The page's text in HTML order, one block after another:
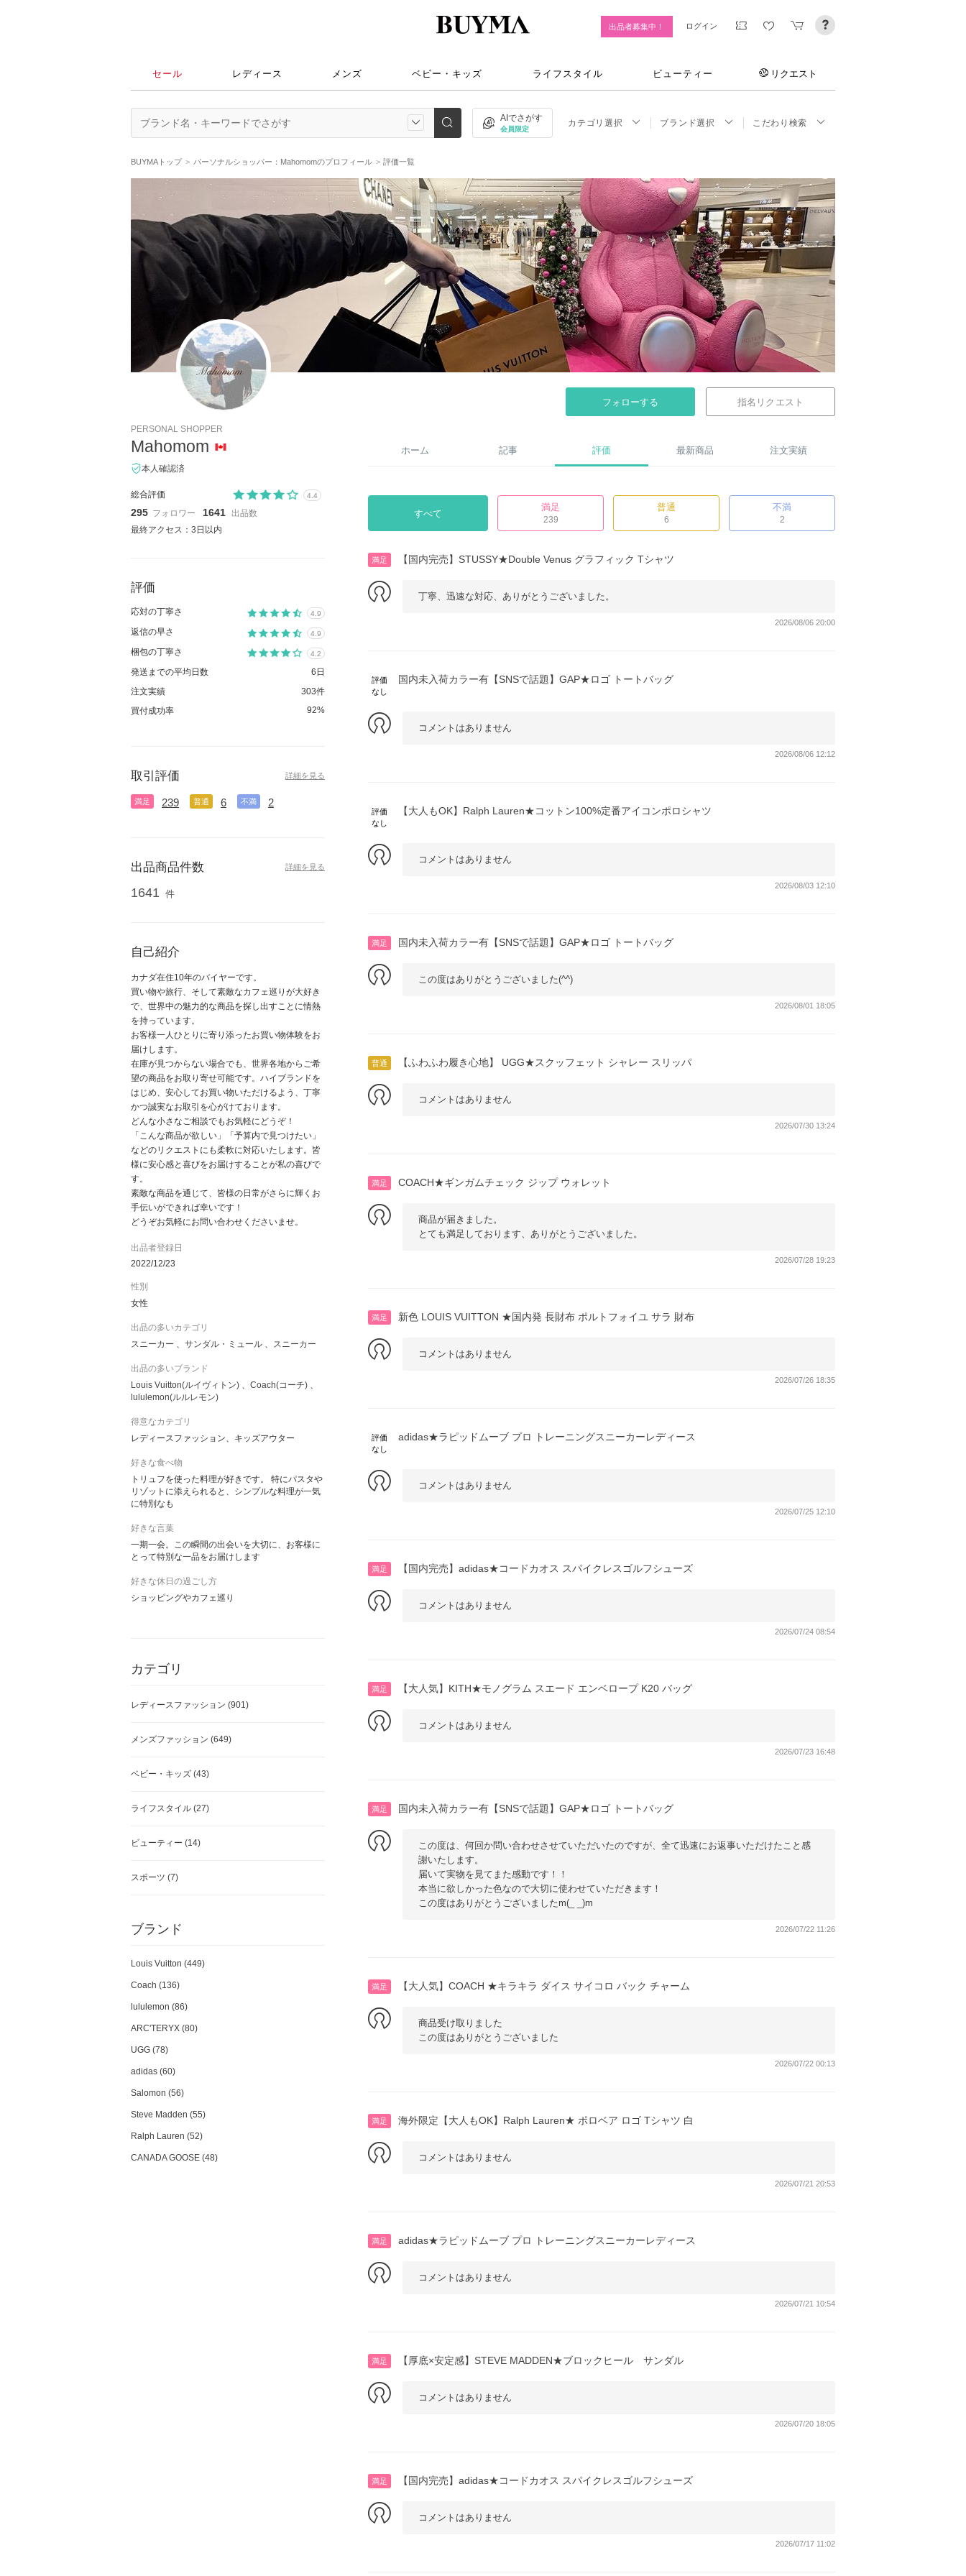
出品者募集中！ ログイン
セール レディース メンズ ベビー・キッズ ライフスタイル ビューティー リクエスト
AIでさがす
会員限定
カテゴリ選択 ブランド選択 こだわり検索
BUYMAトップ パーソナルショッパー：Mahomomのプロフィール 評価一覧
フォローする 指名リクエスト
PERSONAL SHOPPER
Mahomom
本人確認済
総合評価 4.4
295 フォロワー 1641 出品数
最終アクセス：3日以内
評価
応対の丁寧さ 4.9
返信の早さ 4.9
梱包の丁寧さ 4.2
発送までの平均日数
6日
注文実績
303件
買付成功率
92%
取引評価 詳細を見る
満足 239 普通 6 不満 2
出品商品件数 詳細を見る
1641 件
自己紹介
カナダ在住10年のバイヤーです。
買い物や旅行、そして素敵なカフェ巡りが大好き
で、世界中の魅力的な商品を探し出すことに情熱
を持っています。
お客様一人ひとりに寄り添ったお買い物体験をお
届けします。
在庫が見つからない場合でも、世界各地からご希
望の商品をお取り寄せ可能です。ハイブランドを
はじめ、安心してお買い物いただけるよう、丁寧
かつ誠実なお取引を心がけております。
どんな小さなご相談でもお気軽にどうぞ！
「こんな商品が欲しい」「予算内で見つけたい」
などのリクエストにも柔軟に対応いたします。皆
様に安心感と喜びをお届けすることが私の喜びで
す。
素敵な商品を通じて、皆様の日常がさらに輝くお
手伝いができれば幸いです！
どうぞお気軽にお問い合わせくださいませ。
出品者登録日
2022/12/23
性別
女性
出品の多いカテゴリ
スニーカー
サンダル・ミュール スニーカー
出品の多いブランド
Louis Vuitton(ルイヴィトン)
Coach(コーチ)
lululemon(ルルレモン)
得意なカテゴリ
レディースファッション、キッズアウター
好きな食べ物
トリュフを使った料理が好きです。 特にパスタや
リゾットに添えられると、シンプルな料理が一気
に特別なも
好きな言葉
一期一会。この瞬間の出会いを大切に、お客様に
とって特別な一品をお届けします
好きな休日の過ごし方
ショッピングやカフェ巡り
カテゴリ
レディースファッション (901)
メンズファッション (649)
ベビー・キッズ (43)
ライフスタイル (27)
ビューティー (14)
スポーツ (7)
ブランド
Louis Vuitton (449)
Coach (136)
lululemon (86)
ARC'TERYX (80)
UGG (78)
adidas (60)
Salomon (56)
Steve Madden (55)
Ralph Lauren (52)
CANADA GOOSE (48)
ホーム 記事 評価 最新商品 注文実績
すべて
満足
239
普通
6
不満
2
満足 【国内完売】STUSSY★Double Venus グラフィック Tシャツ
丁寧、迅速な対応、ありがとうございました。
2026/08/06 20:00
評価
なし
国内未入荷カラー有【SNSで話題】GAP★ロゴ トートバッグ
コメントはありません
2026/08/06 12:12
評価
なし
【大人もOK】Ralph Lauren★コットン100%定番アイコンポロシャツ
コメントはありません
2026/08/03 12:10
満足 国内未入荷カラー有【SNSで話題】GAP★ロゴ トートバッグ
この度はありがとうございました(^^)
2026/08/01 18:05
普通 【ふわふわ履き心地】 UGG★スクッフェット シャレー スリッパ
コメントはありません
2026/07/30 13:24
満足 COACH★ギンガムチェック ジップ ウォレット
商品が届きました。
とても満足しております、ありがとうございました。
2026/07/28 19:23
満足 新色 LOUIS VUITTON ★国内発 長財布 ポルトフォイユ サラ 財布
コメントはありません
2026/07/26 18:35
評価
なし
adidas★ラピッドムーブ プロ トレーニングスニーカーレディース
コメントはありません
2026/07/25 12:10
満足 【国内完売】adidas★コードカオス スパイクレスゴルフシューズ
コメントはありません
2026/07/24 08:54
満足 【大人気】KITH★モノグラム スエード エンベロープ K20 バッグ
コメントはありません
2026/07/23 16:48
満足 国内未入荷カラー有【SNSで話題】GAP★ロゴ トートバッグ
この度は、何回か問い合わせさせていただいたのですが、全て迅速にお返事いただけたこと感
謝いたします。
届いて実物を見てまた感動です！！
本当に欲しかった色なので大切に使わせていただきます！
この度はありがとうございましたm(_ _)m
2026/07/22 11:26
満足 【大人気】COACH ★キラキラ ダイス サイコロ バック チャーム
商品受け取りました
この度はありがとうございました
2026/07/22 00:13
満足 海外限定【大人もOK】Ralph Lauren★ ポロベア ロゴ Tシャツ 白
コメントはありません
2026/07/21 20:53
満足 adidas★ラピッドムーブ プロ トレーニングスニーカーレディース
コメントはありません
2026/07/21 10:54
満足 【厚底×安定感】STEVE MADDEN★ブロックヒール サンダル
コメントはありません
2026/07/20 18:05
満足 【国内完売】adidas★コードカオス スパイクレスゴルフシューズ
コメントはありません
2026/07/17 11:02